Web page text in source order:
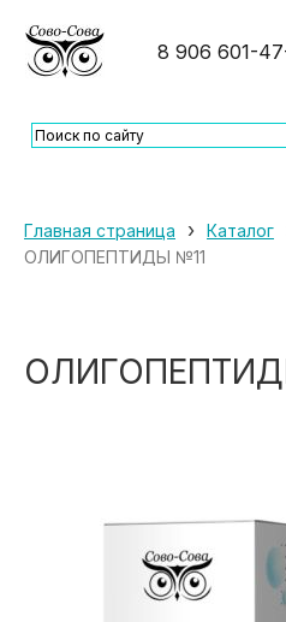
8 906 601-
Главная страница › Каталог
ОЛИГОПЕПТИДЫ №11